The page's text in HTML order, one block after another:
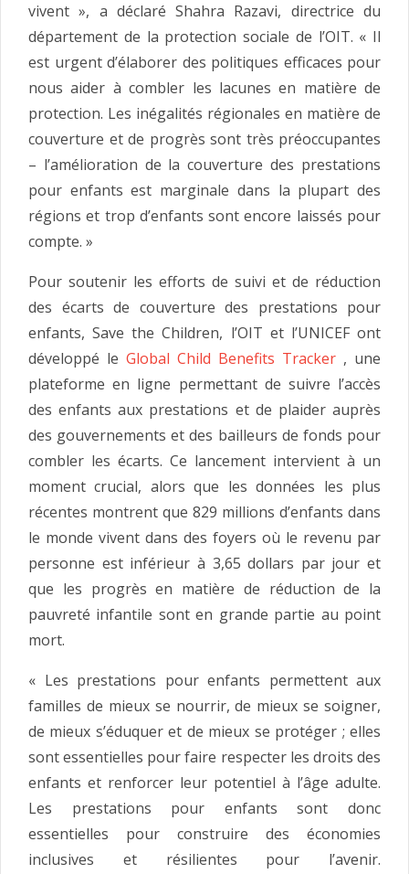
vivent », a déclaré Shahra Razavi, directrice du
département de la protection sociale de l’OIT. « Il
est urgent d’élaborer des politiques efficaces pour
nous aider à combler les lacunes en matière de
protection. Les inégalités régionales en matière de
couverture et de progrès sont très préoccupantes
– l’amélioration de la couverture des prestations
pour enfants est marginale dans la plupart des
régions et trop d’enfants sont encore laissés pour
compte. »
Pour soutenir les efforts de suivi et de réduction
des écarts de couverture des prestations pour
enfants, Save the Children, l’OIT et l’UNICEF ont
développé le Global Child Benefits Tracker , une
plateforme en ligne permettant de suivre l’accès
des enfants aux prestations et de plaider auprès
des gouvernements et des bailleurs de fonds pour
combler les écarts. Ce lancement intervient à un
moment crucial, alors que les données les plus
récentes montrent que 829 millions d’enfants dans
le monde vivent dans des foyers où le revenu par
personne est inférieur à 3,65 dollars par jour et
que les progrès en matière de réduction de la
pauvreté infantile sont en grande partie au point
mort.
« Les prestations pour enfants permettent aux
familles de mieux se nourrir, de mieux se soigner,
de mieux s’éduquer et de mieux se protéger ; elles
sont essentielles pour faire respecter les droits des
enfants et renforcer leur potentiel à l’âge adulte.
Les prestations pour enfants sont donc
essentielles pour construire des économies
inclusives et résilientes pour l’avenir.